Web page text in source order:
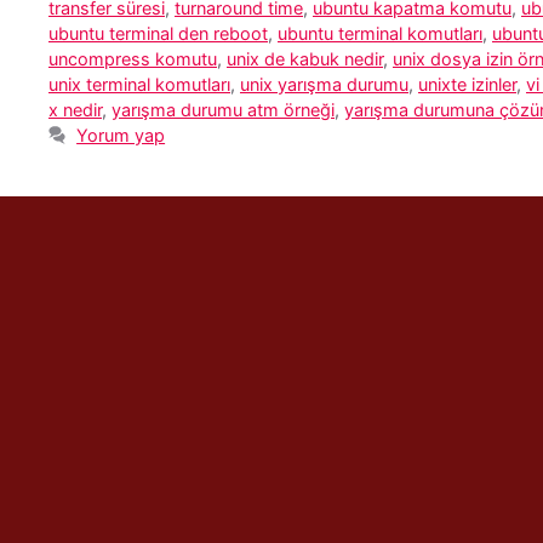
transfer süresi, turnaround time, ubuntu kapatma komutu,
ubuntu terminal den reboot, ubuntu terminal komutları,
uncompress komutu, unix de kabuk nedir, unix dosya izin
unix terminal komutları, unix yarışma durumu, unixte izinler, vi
x nedir, yarışma durumu atm örneği, yarışma durumuna
Yorum yap